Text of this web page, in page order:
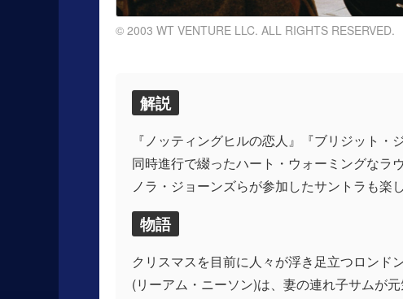
© 2003 WT VENTURE LLC. ALL RIGHTS RESERVED.
解説
『ノッティングヒルの恋人』『ブリジット
同時進行で綴ったハート・ウォーミングなラ
ノラ・ジョーンズらが参加したサントラも楽し
物語
クリスマスを目前に人々が浮き足立つロンド
(リーアム・ニーソン)は、妻の連れ子サムが